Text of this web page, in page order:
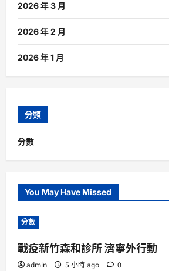
2026 年 3 月
2026 年 2 月
2026 年 1 月
分類
分數
You May Have Missed
分數
戰疫新竹森和診所 濟寧外行動
admin 5 小時 ago 0